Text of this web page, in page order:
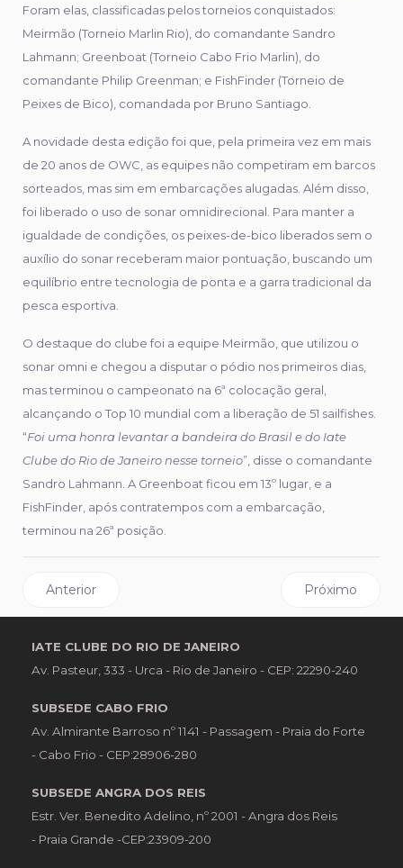
Foram elas, classificadas pelos torneios conquistados:
Meirmão (Torneio Marlin Rio), do comandante Sandro
Lahmann; Greenboat (Torneio Cabo Frio Marlin), do
comandante Philip Greenman; e FishFinder (Torneio de
Peixes de Bico), comandada por Bruno Santiago.
A novidade desta edição foi que, pela primeira vez em mais
de 20 anos de OWC, as equipes não competiram em barcos
sorteados, mas sim em embarcações alugadas. Além disso,
foi liberado o uso de sonar omnidirecional. Para manter a
igualdade de condições, os peixes-de-bico liberados sem o
auxílio do sonar receberam maior pontuação, buscando um
equilíbrio entre tecnologia de ponta e a garra tradicional da
pesca esportiva.
O destaque do clube foi a equipe Meirmão, que utilizou o
sonar omni e chegou a disputar o pódio nos primeiros dias,
mas terminou o campeonato na 6ª colocação geral,
alcançando o Top 10 mundial com a liberação de 51 sailfishes.
“Foi uma honra levantar a bandeira do Brasil e do Iate
Clube do Rio de Janeiro nesse torneio”, disse o comandante
Sandro Lahmann. A Greenboat ficou em 13º lugar, e a
FishFinder, após contratempos com a embarcação,
terminou na 26ª posição.
Artigo anterior: Encontro de comandantes: um bate-
Anterior Próximo
Próximo
IATE CLUBE DO RIO DE JANEIRO
Av. Pasteur, 333 - Urca - Rio de Janeiro - CEP: 22290-240
SUBSEDE CABO FRIO
Av. Almirante Barroso nº 1141 - Passagem - Praia do Forte
- Cabo Frio - CEP:28906-280
SUBSEDE ANGRA DOS REIS
Estr. Ver. Benedito Adelino, nº 2001 - Angra dos Reis
- Praia Grande -CEP:23909-200